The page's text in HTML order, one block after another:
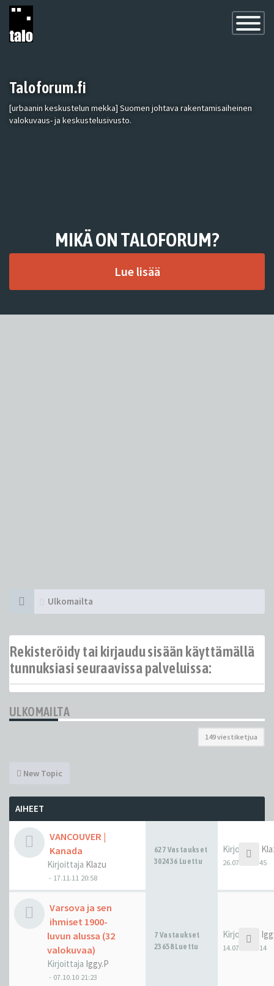
Toggle
Taloforum.fi
[urbaanin keskustelun mekka] Suomen johtava rakentamisaiheinen
valokuvaus- ja keskustelusivusto.
MIKÄ ON TALOFORUM?
Lue lisää
Ulkomailta
Rekisteröidy tai kirjaudu sisään käyttämällä
tunnuksiasi seuraavissa palveluissa:
ULKOMAILTA
149 viestiketjua
New Topic
AIHEET
VANCOUVER |
Kanada
Kirjoittaja Klazu
- 17.11.11 20:58
627 Vastaukset
302436 Luettu
Kirjoittaja
26.07.26 00:45
Varsova ja sen
ihmiset 1900-
luvun alussa (32
valokuvaa)
Kirjoittaja Iggy.P
- 07.10.10 21:23
7 Vastaukset
23658 Luettu
Kirjoittaja
14.07.26 14:14